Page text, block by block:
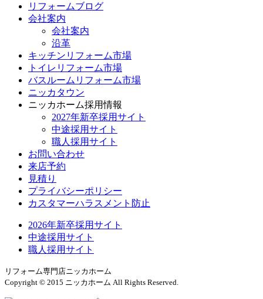
リフォームブログ
会社案内
会社案内
沿革
キッチンリフォーム市場
トイレリフォーム市場
バスルームリフォーム市場
ニッカタウン
ニッカホーム採用情報
2027年新卒採用サイト
中途採用サイト
職人採用サイト
お問い合わせ
来店予約
見積り
プライバシーポリシー
カスタマーハラスメント防止
2026年新卒採用サイト
中途採用サイト
職人採用サイト
リフォーム専門店ニッカホーム
Copyright © 2015 ニッカホーム All Rights Reserved.